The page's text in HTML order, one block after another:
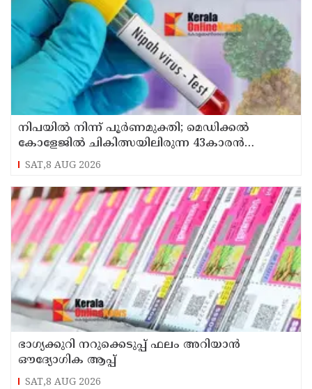
നിപയിൽ നിന്ന് പൂർണമുക്തി; മെഡിക്കൽ
കോളേജിൽ ചികിത്സയിലിരുന്ന 43കാരൻ
വീട്ടിലേക്ക് മടങ്ങി
SAT,8 AUG 2026
ഭാഗ്യക്കുറി നറുക്കെടുപ്പ് ഫലം അറിയാൻ
ഔദ്യോഗിക ആപ്പ്
SAT,8 AUG 2026